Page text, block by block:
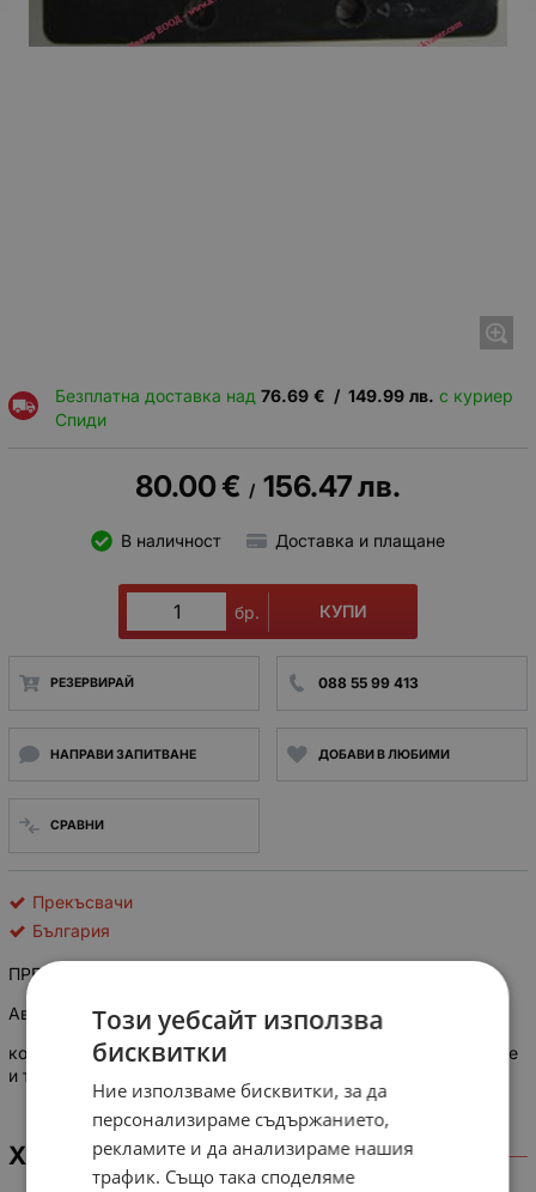
Безплатна доставка над 76.69 € / 149.99 лв. с куриер
Спиди
80.00€ / 156.47лв.
В наличност Доставка и плащане
бр. КУПИ
РЕЗЕРВИРАЙ 088 55 99 413
НАПРАВИ ЗАПИТВАНЕ ДОБАВИ В ЛЮБИМИ
СРАВНИ
Прекъсвачи
България
ПРЕКЪСВАЧ А1 КИ 80A
Автоматичен прекъсвач A1 ЕАЗ
комплексно изпълнение: със защита срещу късо съединение
и термична защита срещу претоварване
ХАРАКТЕРИСТИКИ
Този уебсайт използва
бисквитки
Ние използваме бисквитки, за да
персонализираме съдържанието,
рекламите и да анализираме нашия
трафик. Също така споделяме